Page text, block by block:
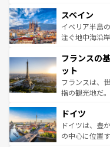
ろん、トスカ
景など、自然
ピザやパスタ
ませてくれる
なお、新着の
しい。
スペイン
イベリア半島
注ぐ地中海沿
文化が根付く
れる闘牛、そ
る。首都マド
アートに溢れ
せる。地方に
ンテンツ一覧
フランスの
ット
フランスは、
指の観光地だ
で、幅広い魅
聖堂、美しい
から魅了する
ドイツ
ドイツは、豊
の中心に位置